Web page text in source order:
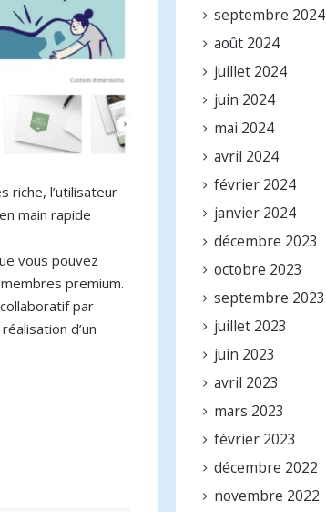
riche, l’utilisateur
main rapide
vous pouvez
premium.
par
d’un
septembre 2024
août 2024
juillet 2024
juin 2024
mai 2024
avril 2024
février 2024
janvier 2024
décembre 2023
octobre 2023
septembre 2023
juillet 2023
juin 2023
avril 2023
mars 2023
février 2023
décembre 2022
novembre 2022